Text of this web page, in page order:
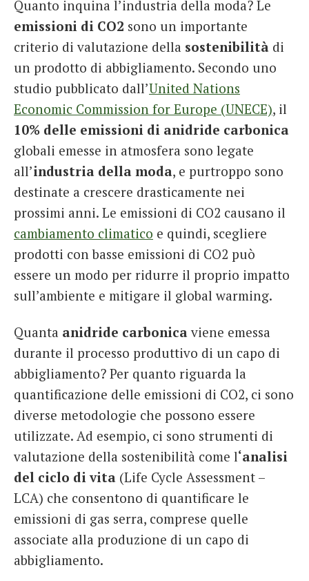
Quanto inquina l’industria della moda? Le
emissioni di CO2 sono un importante
criterio di valutazione della sostenibilità di
un prodotto di abbigliamento. Secondo uno
studio pubblicato dall’United Nations
Economic Commission for Europe (UNECE), il
10% delle emissioni di anidride carbonica
globali emesse in atmosfera sono legate
all’industria della moda, e purtroppo sono
destinate a crescere drasticamente nei
prossimi anni. Le emissioni di CO2 causano il
cambiamento climatico e quindi, scegliere
prodotti con basse emissioni di CO2 può
essere un modo per ridurre il proprio impatto
sull’ambiente e mitigare il global warming.
Quanta anidride carbonica viene emessa
durante il processo produttivo di un capo di
abbigliamento? Per quanto riguarda la
quantificazione delle emissioni di CO2, ci sono
diverse metodologie che possono essere
utilizzate. Ad esempio, ci sono strumenti di
valutazione della sostenibilità come l‘analisi
del ciclo di vita (Life Cycle Assessment –
LCA) che consentono di quantificare le
emissioni di gas serra, comprese quelle
associate alla produzione di un capo di
abbigliamento.